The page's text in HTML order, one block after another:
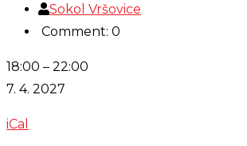
Sokol Vršovice
Comment: 0
Beseda
-
muzika
18:00 – 22:00
7. 4. 2027
iCal